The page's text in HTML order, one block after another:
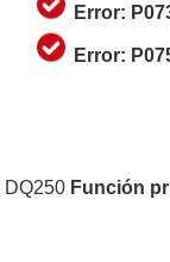
Error:
Error:
DQ250 Función